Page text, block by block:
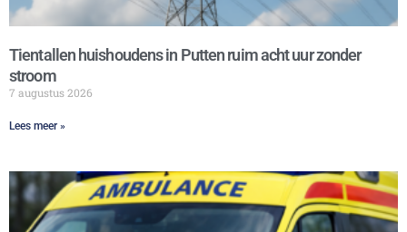
Tientallen huishoudens in Putten ruim acht uur zonder
stroom
7 augustus 2026
Lees meer »